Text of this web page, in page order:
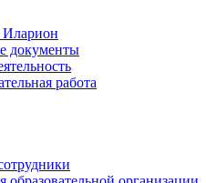
документы
работа